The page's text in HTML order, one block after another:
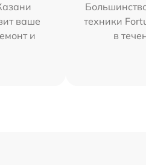
ваше
и
техники
в